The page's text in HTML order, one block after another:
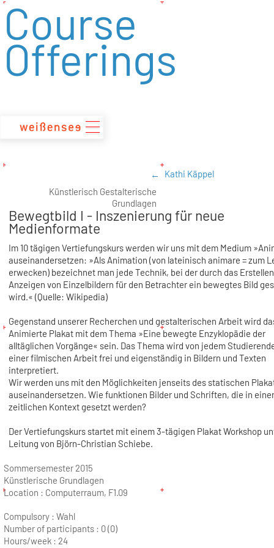
zum
Inhalt
Course
Offerings
Kathi Käppel
Künstlerisch Gestalterische
Grundlagen
Bewegtbild I - Inszenierung für neue
Medienformate
Im 10 tägigen Vertiefungskurs werden wir uns mit dem Medium
auseinandersetzen: »Als Animation (von lateinisch animare = zum
erwecken) bezeichnet man jede Technik, bei der durch das
Anzeigen von Einzelbildern für den Betrachter ein bewegtes Bild
wird.« (Quelle: Wikipedia)
Gegenstand unserer Recherchen und gestalterischen Arbeit wird
Animierte Plakat mit dem Thema »Eine bewegte Enzyklopädie der
alltäglichen Vorgänge« sein. Das Thema wird von jedem
einer filmischen Arbeit frei und eigenständig in Bildern und Texten
interpretiert.
Wir werden uns mit den Möglichkeiten jenseits des statischen
auseinandersetzen. Wie funktionen Bilder und Schriften, die in
zeitlichen Kontext gesetzt werden?
Der Vertiefungskurs startet mit einem 3-tägigen Plakat Workshop
Leitung von Björn-Christian Schiebe.
Sommersemester 2015
Künstlerische Grundlagen
Location : Computerraum, F1.09
Compulsory : Wahl
Number of participants : 0 (0)
Hours/week : 24